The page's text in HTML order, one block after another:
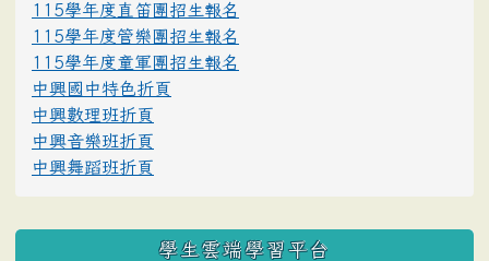
115學年度直笛團招生報名
115學年度管樂團招生報名
115學年度童軍團招生報名
中興國中特色折頁
中興數理班折頁
中興音樂班折頁
中興舞蹈班折頁
學生雲端學習平台